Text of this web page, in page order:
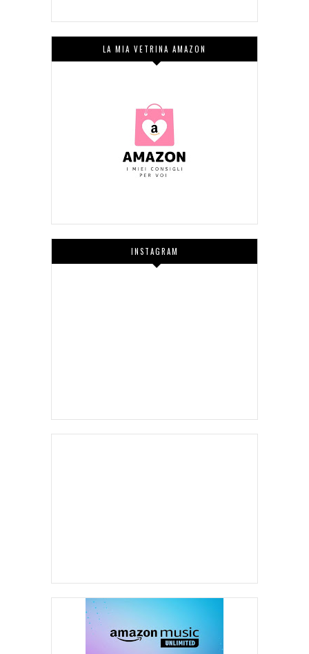
LA MIA VETRINA AMAZON
INSTAGRAM